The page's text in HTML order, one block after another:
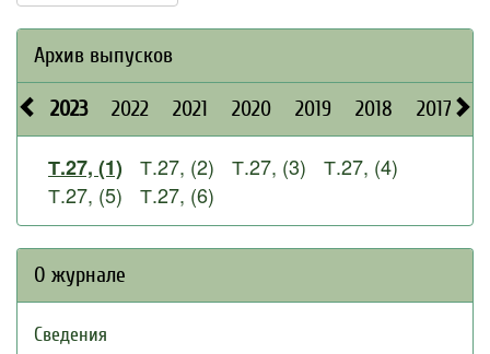
Архив выпусков
2023 2022 2021 2020 2019 2018 2017
Т.27, (1) Т.27, (2) Т.27, (3)
Т.27, (4)
Т.27, (5)
Т.27, (6)
О журнале
Сведения